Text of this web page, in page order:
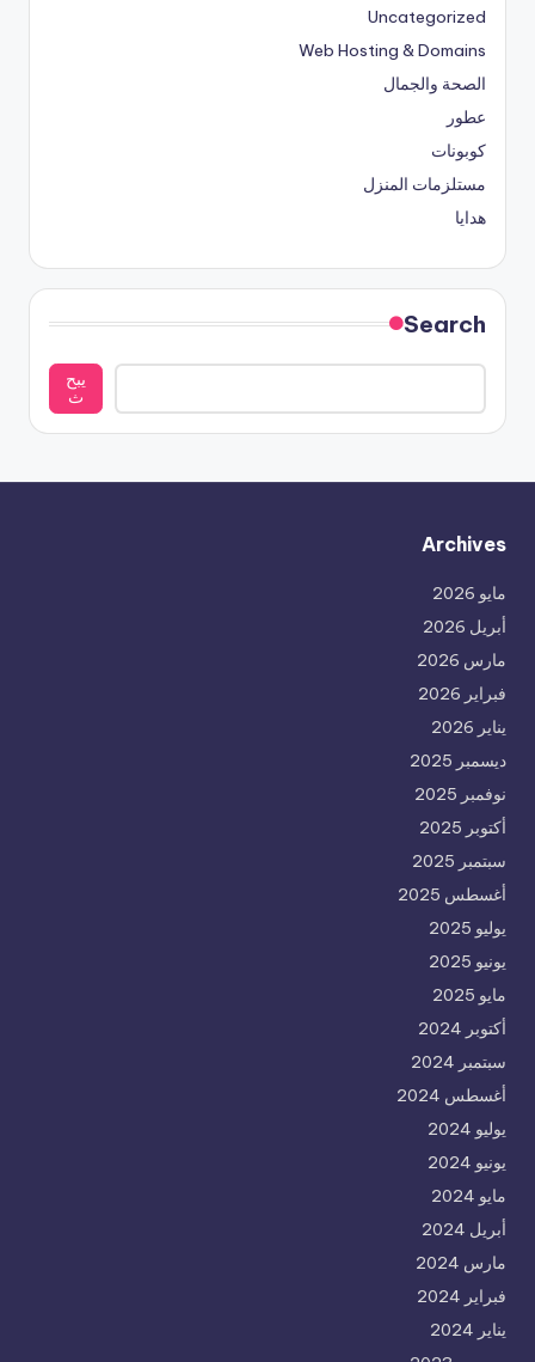
Uncategorized
Web Hosting & Domains
الصحة والجمال
عطور
كوبونات
مستلزمات المنزل
هدايا
Search
يبح
ث
Archives
مايو 2026
أبريل 2026
مارس 2026
فبراير 2026
يناير 2026
ديسمبر 2025
نوفمبر 2025
أكتوبر 2025
سبتمبر 2025
أغسطس 2025
يوليو 2025
يونيو 2025
مايو 2025
أكتوبر 2024
سبتمبر 2024
أغسطس 2024
يوليو 2024
يونيو 2024
مايو 2024
أبريل 2024
مارس 2024
فبراير 2024
يناير 2024